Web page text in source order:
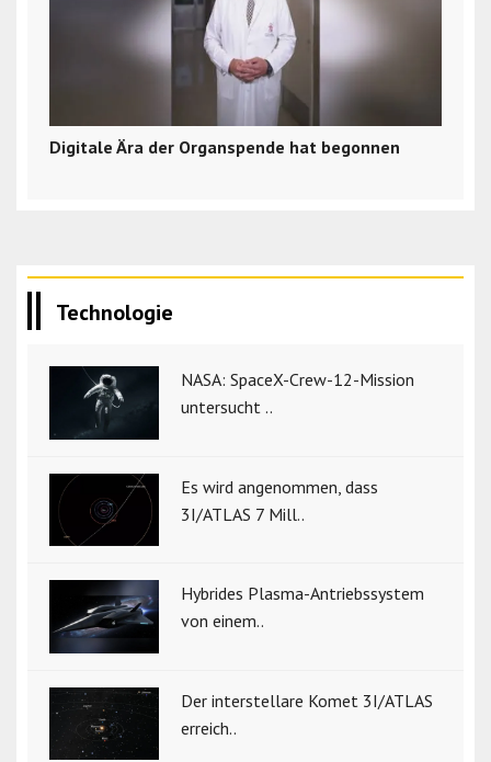
Digitale Ära der Organspende hat begonnen
Technologie
NASA: SpaceX-Crew-12-Mission
untersucht ..
Es wird angenommen, dass
3I/ATLAS 7 Mill..
Hybrides Plasma-Antriebssystem
von einem..
Der interstellare Komet 3I/ATLAS
erreich..